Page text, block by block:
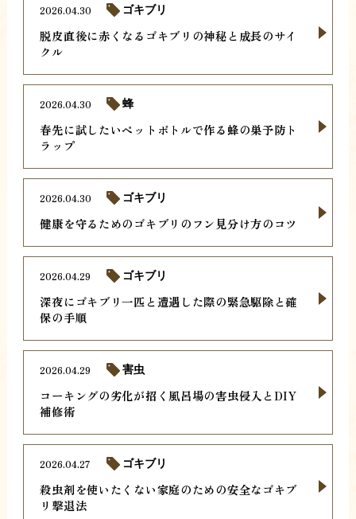
脱皮直後に赤くなるゴキブリの神秘と成長のサイ
クル
2026.04.30 ゴキブリ
春先に試したいペットボトルで作る蜂の巣予防ト
ラップ
2026.04.30 蜂
健康を守るためのゴキブリのフン見分け方のコツ
2026.04.30 ゴキブリ
深夜にゴキブリ一匹と遭遇した際の緊急駆除と確
保の手順
2026.04.29 ゴキブリ
コーキングの劣化が招く風呂場の害虫侵入とDIY
補修術
2026.04.29 害虫
殺虫剤を使いたくない家庭のための安全なゴキブ
リ撃退法
2026.04.27 ゴキブリ